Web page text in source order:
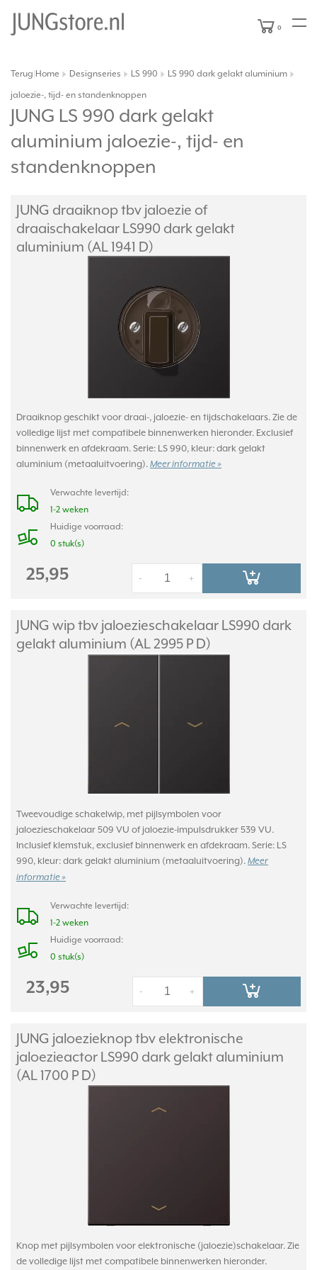
0
Terug Home Designseries LS 990 LS 990 dark gelakt aluminium
jaloezie-, tijd- en standenknoppen
JUNG LS 990 dark gelakt
aluminium jaloezie-, tijd- en
standenknoppen
JUNG draaiknop tbv jaloezie of
draaischakelaar LS990 dark gelakt
aluminium (AL 1941 D)
Draaiknop geschikt voor draai-, jaloezie- en tijdschakelaars. Zie de
volledige lijst met compatibele binnenwerken hieronder. Exclusief
binnenwerk en afdekraam. Serie: LS 990, kleur: dark gelakt
aluminium (metaaluitvoering). Meer informatie »
Verwachte levertijd:
1-2 weken
Huidige voorraad:
0 stuk(s)
25,95 +
-
JUNG wip tbv jaloezieschakelaar LS990 dark
gelakt aluminium (AL 2995 P D)
Tweevoudige schakelwip, met pijlsymbolen voor
jaloezieschakelaar 509 VU of jaloezie-impulsdrukker 539 VU.
Inclusief klemstuk, exclusief binnenwerk en afdekraam. Serie: LS
990, kleur: dark gelakt aluminium (metaaluitvoering). Meer
informatie »
Verwachte levertijd:
1-2 weken
Huidige voorraad:
0 stuk(s)
23,95 +
-
JUNG jaloezieknop tbv elektronische
jaloezieactor LS990 dark gelakt aluminium
(AL 1700 P D)
Knop met pijlsymbolen voor elektronische (jaloezie)schakelaar. Zie
de volledige lijst met compatibele binnenwerken hieronder.